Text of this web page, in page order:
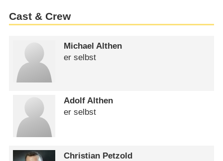
Cast & Crew
Michael Althen
er selbst
Adolf Althen
er selbst
Christian Petzold